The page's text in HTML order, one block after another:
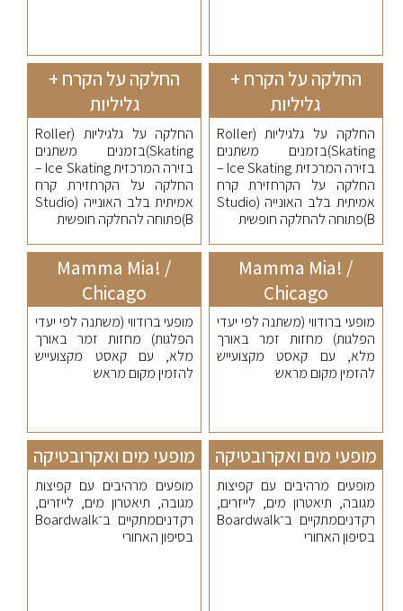
החלקה על הקרח +
גליליות
החלקה על גלגיליות (Roller
Skating)בזמנים משתנים
בזירה המרכזית Ice Skating –
החלקה על הקרחזירת קרח
אמיתית בלב האונייה (Studio
B)פתוחה להחלקה חופשית
החלקה על הקרח +
גליליות
החלקה על גלגיליות (Roller
Skating)בזמנים משתנים
בזירה המרכזית Ice Skating –
החלקה על הקרחזירת קרח
אמיתית בלב האונייה (Studio
B)פתוחה להחלקה חופשית
Mamma Mia! /
Chicago
מופעי ברודווי (משתנה לפי יעדי
הפלגות) מחזות זמר באורך
מלא, עם קאסט מקצועייש
להזמין מקום מראש
Mamma Mia! /
Chicago
מופעי ברודווי (משתנה לפי יעדי
הפלגות) מחזות זמר באורך
מלא, עם קאסט מקצועייש
להזמין מקום מראש
מופעי מים ואקרובטיקה
מופעים מרהיבים עם קפיצות
מגובה, תיאטרון מים, לייזרים,
רקדניםמתקיים ב־Boardwalk
בסיפון האחורי
מופעי מים ואקרובטיקה
מופעים מרהיבים עם קפיצות
מגובה, תיאטרון מים, לייזרים,
רקדניםמתקיים ב־Boardwalk
בסיפון האחורי